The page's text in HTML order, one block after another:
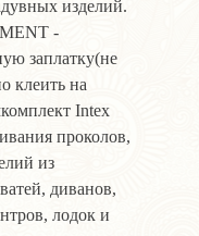
изделий.
-
заплатку(не
клеить на
Intex
проколов,
из
диванов,
лодок и